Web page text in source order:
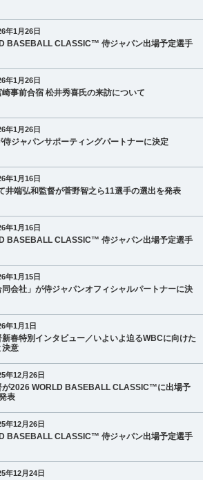
年1月26日
BASEBALL CLASSIC™ 侍ジャパン出場予定選手
年1月26日
事前合宿 松井秀喜氏の来訪について
年1月26日
侍ジャパンサポーティングパートナーに決定
年1月16日
井端弘和監督が菅野智之ら11選手の選出を発表
年1月16日
BASEBALL CLASSIC™ 侍ジャパン出場予定選手
年1月15日
同会社」が侍ジャパンオフィシャルパートナーに決
年1月1日
春特別インタビュー／いよいよ迫るWBCに向けた
決意
年12月26日
が2026 WORLD BASEBALL CLASSIC™に出場予
表
年12月26日
BASEBALL CLASSIC™ 侍ジャパン出場予定選手
年12月24日